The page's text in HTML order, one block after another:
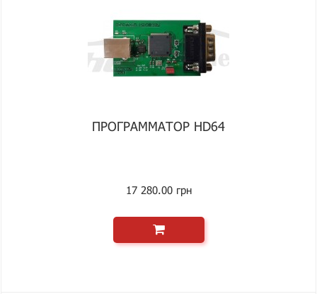
ПРОГРАММАТОР HD64
17 280.00 грн